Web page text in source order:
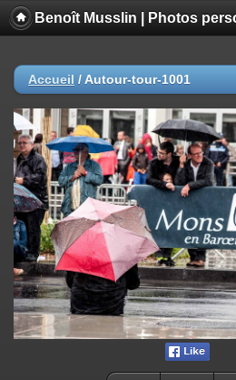
Benoît Musslin | Photos
Accueil / Autour-tour-1001